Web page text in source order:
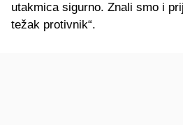
utakmica sigurno. Znali smo i
težak protivnik“.